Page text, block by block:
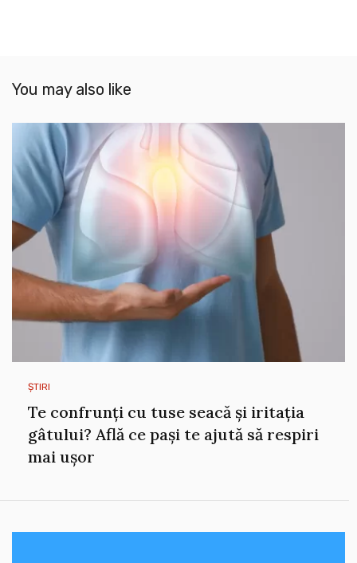
You may also like
ȘTIRI
Te confrunți cu tuse seacă și iritația
gâtului? Află ce pași te ajută să respiri
mai ușor